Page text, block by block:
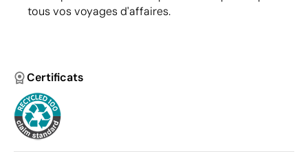
tous vos voyages d'affaires.
Certificats